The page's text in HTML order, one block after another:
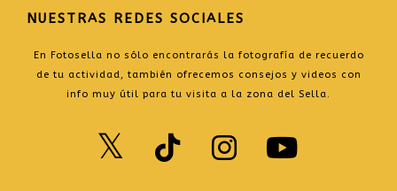
NUESTRAS REDES SOCIALES
En Fotosella no sólo encontrarás la fotografía de recuerdo
de tu actividad, también ofrecemos consejos y videos con
info muy útil para tu visita a la zona del Sella.
Twitter
TikTok